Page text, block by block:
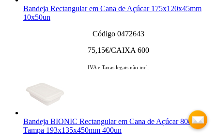
Bandeja Rectangular em Cana de Açúcar 175x120x45mm
10x50un
Código 0472643
75,15€/CAIXA 600
IVA e Taxas legais não incl.
Bandeja BIONIC Rectangular em Cana de Açúcar 800ml +
Tampa 193x135x450mm 400un